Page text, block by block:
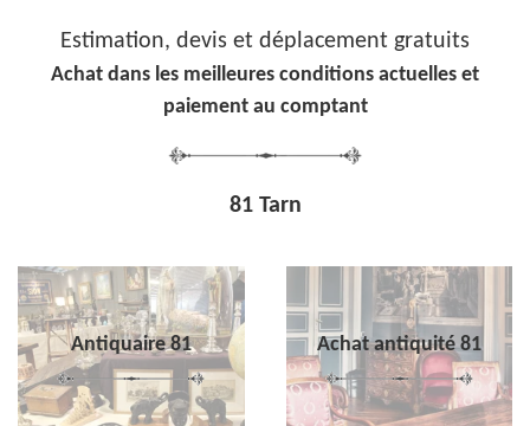
Estimation, devis et déplacement gratuits
Achat dans les meilleures conditions actuelles et
paiement au comptant
81 Tarn
Antiquaire 81 Achat antiquité 81